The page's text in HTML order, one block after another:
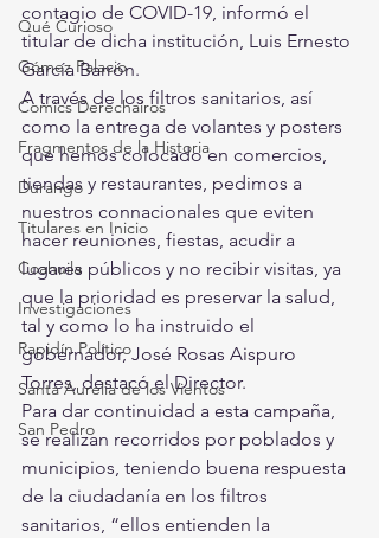
Qué Curioso
Gómez Palacio
Comics Derechairos
Fragmentos de la Historia
Durango
Titulares en Inicio
Coahuila
Investigaciones
Rapidín Político
Santa Aurelia de los Vientos
San Pedro
contagio de COVID-19, informó el
titular de dicha institución, Luis Ernesto
García Barrón.
A través de los filtros sanitarios, así
como la entrega de volantes y posters
que hemos colocado en comercios,
tiendas y restaurantes, pedimos a
nuestros connacionales que eviten
hacer reuniones, fiestas, acudir a
lugares públicos y no recibir visitas, ya
que la prioridad es preservar la salud,
tal y como lo ha instruido el
gobernador, José Rosas Aispuro
Torres, destacó el Director.
Para dar continuidad a esta campaña,
se realizan recorridos por poblados y
municipios, teniendo buena respuesta
de la ciudadanía en los filtros
sanitarios, “ellos entienden la